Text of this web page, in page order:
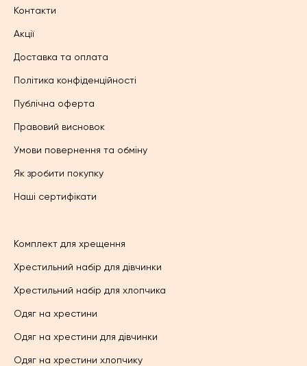
Контакти
Акції
Доставка та оплата
Політика конфіденційності
Публічна оферта
Правовий висновок
Умови повернення та обміну
Як зробити покупку
Наші сертифікати
Комплект для хрещення
Хрестильний набір для дівчинки
Хрестильний набір для хлопчика
Одяг на хрестини
Одяг на хрестини для дівчинки
Одяг на хрестини хлопчику